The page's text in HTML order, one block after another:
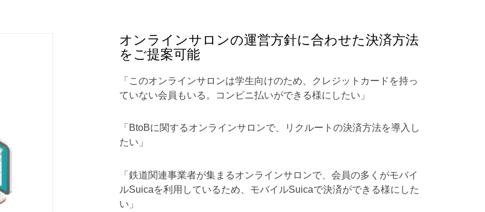
オンラインサロンの運営方針に合わせた決済方法
をご提案可能
「このオンラインサロンは学生向けのため、クレジットカードを持っ
ていない会員もいる。コンビニ払いができる様にしたい」
「BtoBに関するオンラインサロンで、リクルートの決済方法を導入し
たい」
「鉄道関連事業者が集まるオンラインサロンで、会員の多くがモバイ
ルSuicaを利用しているため、モバイルSuicaで決済ができる様にした
い」